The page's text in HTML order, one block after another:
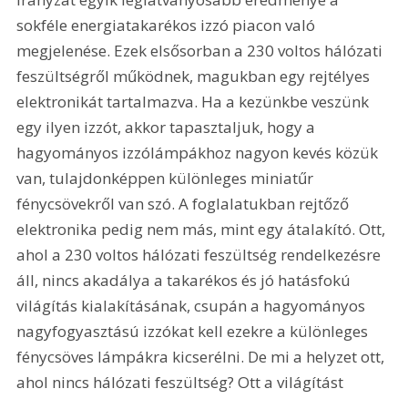
sokféle energiatakarékos izzó piacon való
megjelenése. Ezek elsősorban a 230 voltos hálózati
feszültségről működnek, magukban egy rejtélyes
elektronikát tartalmazva. Ha a kezünkbe veszünk
egy ilyen izzót, akkor tapasztaljuk, hogy a
hagyományos izzólámpákhoz nagyon kevés közük
van, tulajdonképpen különleges miniatűr
fénycsövekről van szó. A foglalatukban rejtőző
elektronika pedig nem más, mint egy átalakító. Ott,
ahol a 230 voltos hálózati feszültség rendelkezésre
áll, nincs akadálya a takarékos és jó hatásfokú
világítás kialakításának, csupán a hagyományos
nagyfogyasztású izzókat kell ezekre a különleges
fénycsöves lámpákra kicserélni. De mi a helyzet ott,
ahol nincs hálózati feszültség? Ott a világítást